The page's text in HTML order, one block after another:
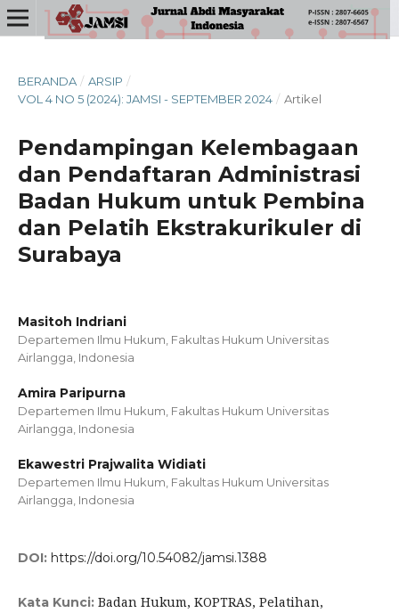
BERANDA / ARSIP /
VOL 4 NO 5 (2024): JAMSI - SEPTEMBER 2024 / Artikel
Pendampingan Kelembagaan
dan Pendaftaran Administrasi
Badan Hukum untuk Pembina
dan Pelatih Ekstrakurikuler di
Surabaya
Masitoh Indriani
Departemen Ilmu Hukum, Fakultas Hukum Universitas
Airlangga, Indonesia
Amira Paripurna
Departemen Ilmu Hukum, Fakultas Hukum Universitas
Airlangga, Indonesia
Ekawestri Prajwalita Widiati
Departemen Ilmu Hukum, Fakultas Hukum Universitas
Airlangga, Indonesia
DOI: https://doi.org/10.54082/jamsi.1388
Kata Kunci: Badan Hukum, KOPTRAS, Pelatihan,